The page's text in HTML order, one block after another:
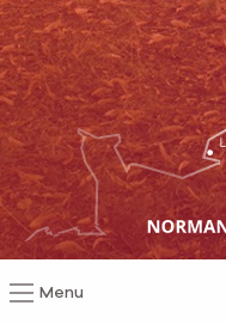
Menu
Mentions légales